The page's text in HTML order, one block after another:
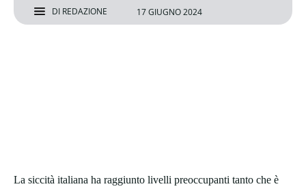
DI REDAZIONE 17 GIUGNO 2024
La siccità italiana ha raggiunto livelli preoccupanti tanto che è